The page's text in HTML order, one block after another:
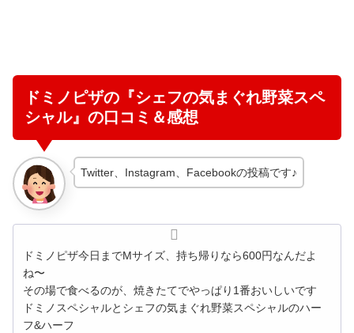
ドミノピザの『シェフの気まぐれ野菜スペ
シャル』の口コミ＆感想
Twitter、Instagram、Facebookの投稿です♪
ドミノピザ今日までMサイズ、持ち帰りなら600円なんだよ
ね〜
その場で食べるのが、焼きたてでやっぱり1番おいしいです
ドミノスペシャルとシェフの気まぐれ野菜スペシャルのハー
フ&ハーフ